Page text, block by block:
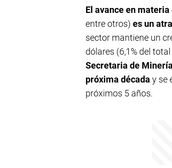
El avance en
entre otros) es un
sector mantiene un
dólares (6,1% del
Secretaria de
próxima década y se
próximos 5 años.